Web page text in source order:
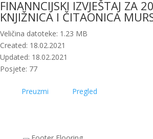
FINANNCIJSKI IZVJEŠTAJ ZA
KNJIŽNICA I ČITAONICA
Veličina datoteke: 1.23 MB
Created: 18.02.2021
Updated: 18.02.2021
Posjete: 77
Preuzmi Pregled